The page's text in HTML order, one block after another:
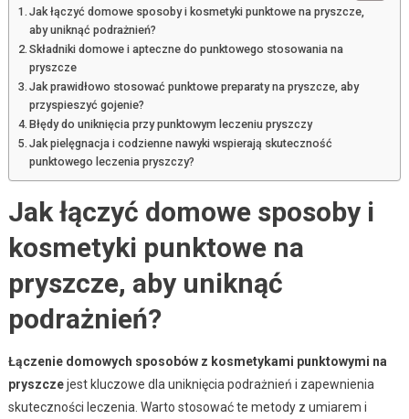
Jak łączyć domowe sposoby i kosmetyki punktowe na pryszcze,
aby uniknąć podrażnień?
Składniki domowe i apteczne do punktowego stosowania na
pryszcze
Jak prawidłowo stosować punktowe preparaty na pryszcze, aby
przyspieszyć gojenie?
Błędy do uniknięcia przy punktowym leczeniu pryszczy
Jak pielęgnacja i codzienne nawyki wspierają skuteczność
punktowego leczenia pryszczy?
Jak łączyć domowe sposoby i
kosmetyki punktowe na
pryszcze, aby uniknąć
podrażnień?
Łączenie domowych sposobów z kosmetykami punktowymi na
pryszczejest kluczowe dla uniknięcia podrażnień i zapewnienia
skuteczności leczenia. Warto stosować te metody z umiarem i